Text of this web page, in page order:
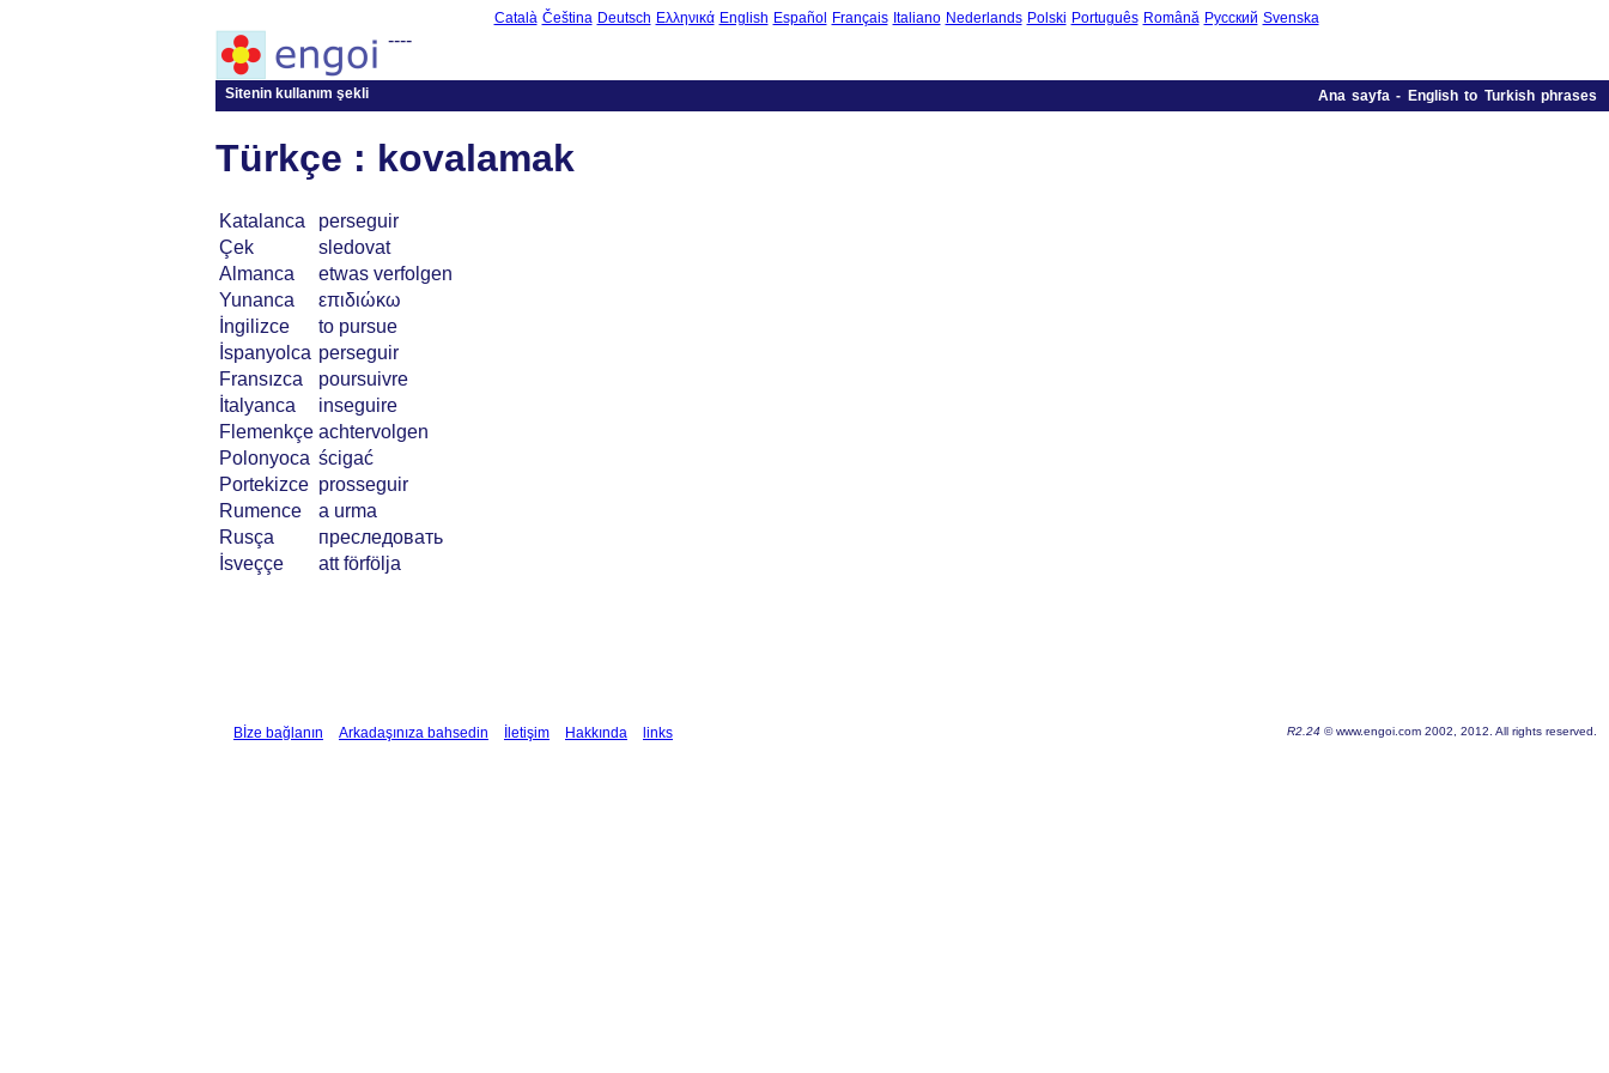
Català Čeština Deutsch Ελληνικά English Español Français Italiano Nederlands Polski Português Română Русский Svenska
----
Sitenin kullanım şekli Ana sayfa- English to Turkish phrases
Türkçe : kovalamak
Katalanca
perseguir
Çek
sledovat
Almanca
etwas verfolgen
Yunanca
επιδιώκω
İngilizce
to pursue
İspanyolca perseguir
Fransızca
poursuivre
İtalyanca
inseguire
Flemenkçe achtervolgen
Polonyoca ścigać
Portekizce prosseguir
Rumence
a urma
Rusça
преследовать
İsveççe
att förfölja
Bİze bağlanın Arkadaşınıza bahsedin İletişim Hakkında links R2.24 © www.engoi.com 2002, 2012. All rights reserved.